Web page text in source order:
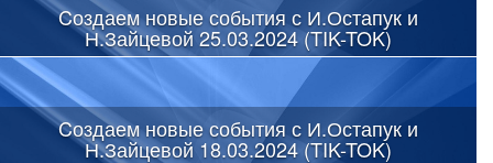
Cоздаем новые события с И.Остапук и
Н.Зайцевой 25.03.2024 (TIK-TOK)
Cоздаем новые события с И.Остапук и
Н.Зайцевой 18.03.2024 (TIK-TOK)